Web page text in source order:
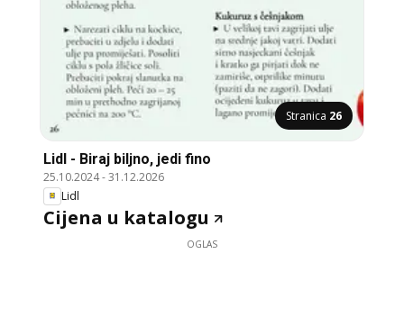
Stranica 26
Lidl - Biraj biljno, jedi fino
25.10.2024-31.12.2026
Lidl
Cijena u katalogu
OGLAS